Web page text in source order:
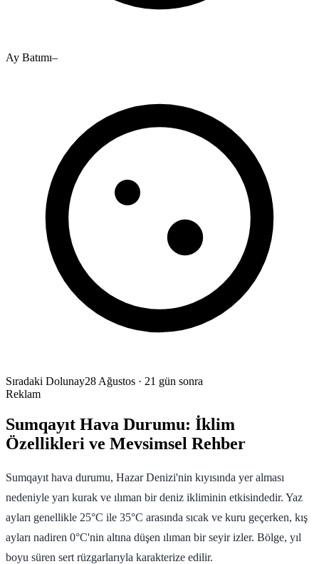
Ay Batımı–
Sıradaki Dolunay28 Ağustos · 21 gün sonra
Reklam
Sumqayıt Hava Durumu: İklim
Özellikleri ve Mevsimsel Rehber
Sumqayıt hava durumu, Hazar Denizi'nin kıyısında yer alması
nedeniyle yarı kurak ve ılıman bir deniz ikliminin etkisindedir. Yaz
ayları genellikle 25°C ile 35°C arasında sıcak ve kuru geçerken, kış
ayları nadiren 0°C'nin altına düşen ılıman bir seyir izler. Bölge, yıl
boyu süren sert rüzgarlarıyla karakterize edilir.